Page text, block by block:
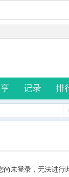
记录 排
尚未登录，无法进行